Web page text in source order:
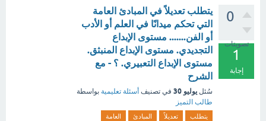
0
تصويتات
1
إجابة
يتطلب تعديلاً في المبادئ العامة
التي تحكم ميدانًا في العلم أو الأدب
أو الفن....... مستوى الإبداع
التجديدي. مستوى الإبداع المنبثق.
مستوى الإبداع التعبيري. ؟ - مع
الشرح
سُئل يوليو 30 في تصنيف أسئلة تعليمية بواسطة
طالب التميز
يتطلب تعديلاً المبادئ
العامة